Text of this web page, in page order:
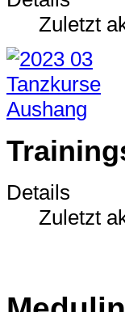
Zuletzt
Details
Zuletzt